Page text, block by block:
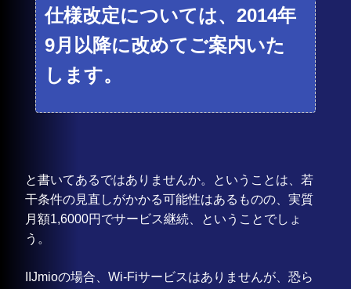
仕様改定については、2014年
9月以降に改めてご案内いた
します。
と書いてあるではありませんか。ということは、若
干条件の見直しがかかる可能性はあるものの、実質
月額1,6000円でサービス継続、ということでしょ
う。
IIJmioの場合、Wi-Fiサービスはありませんが、恐ら